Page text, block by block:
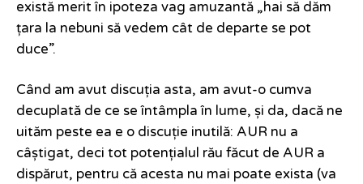
există merit în ipoteza vag amuzantă „hai să dăm
țara la nebuni să vedem cât de departe se pot
duce”.
Când am avut discuția asta, am avut-o cumva
decuplată de ce se întâmpla în lume, și da, dacă ne
uităm peste ea e o discuție inutilă: AUR nu a
câștigat, deci tot potențialul rău făcut de AUR a
dispărut, pentru că acesta nu mai poate exista (va